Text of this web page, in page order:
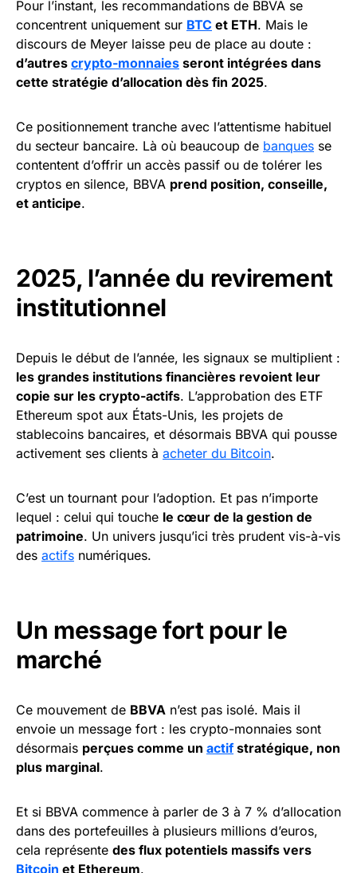
Pour l’instant, les recommandations de BBVA se
concentrent uniquement sur BTC et ETH. Mais le
discours de Meyer laisse peu de place au doute :
d’autres crypto-monnaies seront intégrées dans
cette stratégie d’allocation dès fin 2025.
Ce positionnement tranche avec l’attentisme habituel
du secteur bancaire. Là où beaucoup de banques se
contentent d’offrir un accès passif ou de tolérer les
cryptos en silence, BBVA prend position, conseille,
et anticipe.
2025, l’année du revirement
institutionnel
Depuis le début de l’année, les signaux se multiplient :
les grandes institutions financières revoient leur
copie sur les crypto-actifs. L’approbation des ETF
Ethereum spot aux États-Unis, les projets de
stablecoins bancaires, et désormais BBVA qui pousse
activement ses clients à acheter du Bitcoin.
C’est un tournant pour l’adoption. Et pas n’importe
lequel : celui qui touche le cœur de la gestion de
patrimoine. Un univers jusqu’ici très prudent vis-à-vis
des actifs numériques.
Un message fort pour le
marché
Ce mouvement de BBVA n’est pas isolé. Mais il
envoie un message fort : les crypto-monnaies sont
désormais perçues comme un actifstratégique, non
plus marginal.
Et si BBVA commence à parler de 3 à 7 % d’allocation
dans des portefeuilles à plusieurs millions d’euros,
cela représente des flux potentiels massifs vers
Bitcoin et Ethereum.